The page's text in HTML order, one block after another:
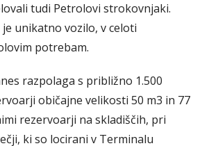
tudi Petrolovi strokovnjaki.
unikatno vozilo, v celoti
potrebam.
razpolaga s približno 1.500
običajne velikosti 50 m3 in 77
rezervoarji na skladiščih, pri
ki so locirani v Terminalu